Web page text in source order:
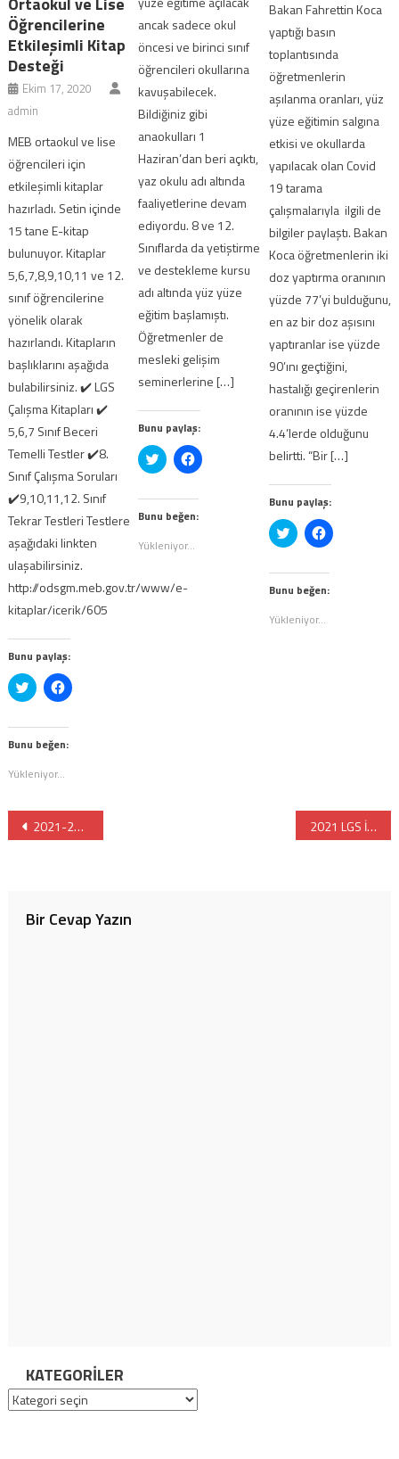
Öğrencilerine
Etkileşimli Kitap
Desteği
Ekim 17, 2020
admin
MEB ortaokul ve lise
öğrencileri için
etkileşimli kitaplar
hazırladı. Setin içinde
15 tane E-kitap
bulunuyor. Kitaplar
5,6,7,8,9,10,11 ve 12.
sınıf öğrencilerine
yönelik olarak
hazırlandı. Kitapların
başlıklarını aşağıda
bulabilirsiniz. ✔️ LGS
Çalışma Kitapları ✔️
5,6,7 Sınıf Beceri
Temelli Testler ✔️8.
Sınıf Çalışma Soruları
✔️9,10,11,12. Sınıf
Tekrar Testleri Testlere
aşağıdaki linkten
ulaşabilirsiniz.
http://odsgm.meb.gov.tr/www/e-
kitaplar/icerik/605
Bunu paylaş:
Twitter
üzerinde
tıklayın
(Yeni
pencerede
Facebook'ta
paylaşmak
(Yeni
pencerede
Bunu beğen:
Yükleniyor...
ancak sadece okul
öncesi ve birinci sınıf
öğrencileri okullarına
kavuşabilecek.
Bildiğiniz gibi
anaokulları 1
Haziran’dan beri açıktı,
yaz okulu adı altında
faaliyetlerine devam
ediyordu. 8 ve 12.
Sınıflarda da yetiştirme
ve destekleme kursu
adı altında yüz yüze
eğitim başlamıştı.
Öğretmenler de
mesleki gelişim
seminerlerine […]
Bunu paylaş:
Twitter
üzerinde
tıklayın
(Yeni
pencerede
Facebook'ta
paylaşmak
(Yeni
pencerede
Bunu beğen:
Yükleniyor...
Bakan Fahrettin Koca
yaptığı basın
toplantısında
öğretmenlerin
aşılanma oranları, yüz
yüze eğitimin salgına
etkisi ve okullarda
yapılacak olan Covid
19 tarama
çalışmalarıyla ilgili de
bilgiler paylaştı. Bakan
Koca öğretmenlerin iki
doz yaptırma oranının
yüzde 77’yi bulduğunu,
en az bir doz aşısını
yaptıranlar ise yüzde
90’ını geçtiğini,
hastalığı geçirenlerin
oranının ise yüzde
4.4’lerde olduğunu
belirtti. “Bir […]
Bunu paylaş:
Twitter
üzerinde
tıklayın
(Yeni
pencerede
Facebook'ta
paylaşmak
(Yeni
pencerede
Bunu beğen:
Yükleniyor...
Yazı
2021-2022 Özel Okulların Ücretleri 2021 LGS İSTANBUL ANADOLU / FEN LİSELERİ YÜZDELİK DİLİM VE SIRALAMALARI
Bir Cevap Yazın
KATEGORILER
Kategoriler